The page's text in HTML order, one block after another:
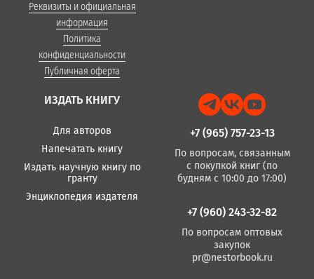
Реквизиты и официальная
информация
Политика
конфиденциальности
Публичная оферта
ИЗДАТЬ КНИГУ
Для авторов
Напечатать книгу
Издать научную книгу по
гранту
Энциклопедия издателя
+7 (965) 757-23-13
По вопросам, связанным
с покупкой книг (по
будням с 10:00 до 17:00)
+7 (960) 243-32-82
По вопросам оптовых
закупок
pr@nestorbook.ru